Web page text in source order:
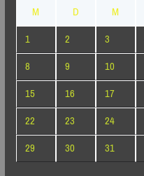
M
D M
1
2 3
8
9 10
15
16 17
22
23 24
29
30
31